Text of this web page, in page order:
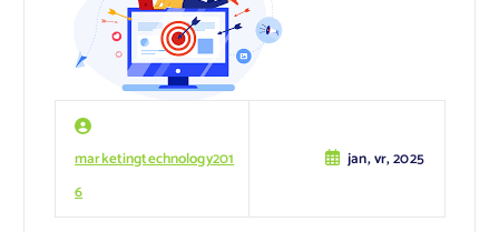
marketingtechnology201
6
jan, vr, 2025